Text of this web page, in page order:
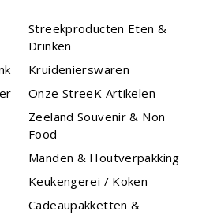
Streekproducten Eten &
Drinken
Kruidenierswaren
Onze StreeK Artikelen
Zeeland Souvenir & Non
Food
Manden & Houtverpakking
Keukengerei / Koken
Cadeaupakketten &